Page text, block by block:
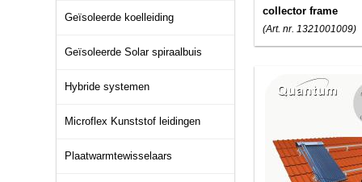
Geïsoleerde koelleiding
Geïsoleerde Solar spiraalbuis
Hybride systemen
Microflex Kunststof leidingen
Plaatwarmtewisselaars
collector frame
(Art. nr. 1321001009)